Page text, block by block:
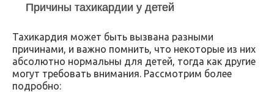
Причины тахикардии у детей
Тахикардия может быть вызвана разными
причинами, и важно помнить, что некоторые из них
абсолютно нормальны для детей, тогда как другие
могут требовать внимания. Рассмотрим более
подробно: